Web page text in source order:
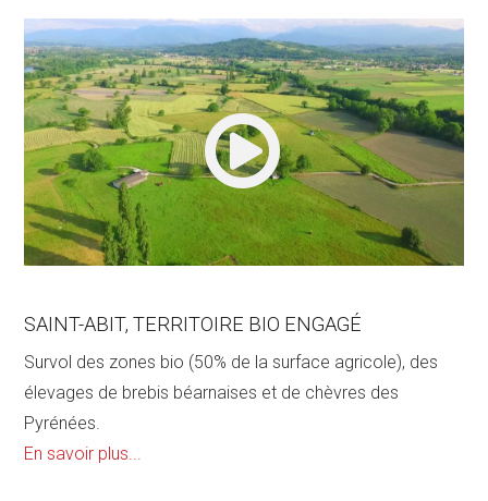
SAINT-ABIT, TERRITOIRE BIO ENGAGÉ
Survol des zones bio (50% de la surface agricole), des
élevages de brebis béarnaises et de chèvres des
Pyrénées.
En savoir plus...